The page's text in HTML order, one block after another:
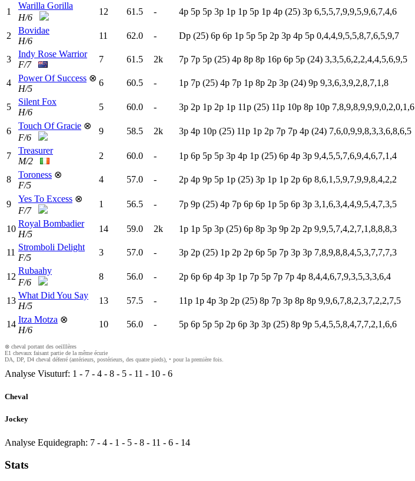
1
Warilla Gorilla
H/6
12 61.5 - 4p 5p 5p 3p 1p 1p 5p 1p 4p (25) 3p 6,5,5,7,9,9,5,9,6,7,4,6
2
Bovidae
H/6
11 62.0 - Dp (25) 6p 6p 1p 5p 5p 2p 3p 4p 5p 0,4,4,9,5,5,8,7,6,5,9,7
3
Indy Rose Warrior
F/7
7 61.5 2k 7p 7p 5p (25) 4p 8p 8p 16p 6p 5p (24) 3,3,5,6,2,2,4,4,5,6,9,5
4 Power Of Success ⊗
H/5
6 60.5 - 1p 7p (25) 4p 7p 1p 8p 2p 3p (24) 9p 9,3,6,3,9,2,8,7,1,8
5
Silent Fox
H/6
5 60.0 - 3p 2p 1p 2p 1p 11p (25) 11p 10p 8p 10p 7,8,9,8,9,9,9,0,2,0,1,6
6
Touch Of Gracie ⊗
F/6
9 58.5 2k 3p 4p 10p (25) 11p 1p 2p 7p 7p 4p (24) 7,6,0,9,9,8,3,3,6,8,6,5
7
Treasurer
M/2
2 60.0 - 1p 6p 5p 5p 3p 4p 1p (25) 6p 4p 3p 9,4,5,5,7,6,9,4,6,7,1,4
8 Toroness ⊗
F/5
4 57.0 - 2p 4p 9p 5p 1p (25) 3p 1p 1p 2p 6p 8,6,1,5,9,7,9,9,8,4,2,2
9
Yes To Excess ⊗
F/7
1 56.5 - 7p 9p (25) 4p 7p 6p 6p 1p 5p 6p 3p 3,1,6,3,4,4,9,5,4,7,3,5
10
Royal Bombadier
H/5
14 59.0 2k 1p 1p 5p 3p (25) 6p 8p 3p 9p 2p 2p 9,9,5,7,4,2,7,1,8,8,8,3
11
Stromboli Delight
F/5
3 57.0 - 3p 2p (25) 1p 2p 2p 6p 5p 7p 3p 3p 7,8,9,8,8,4,5,3,7,7,7,3
12
Rubaahy
F/6
8 56.0 - 2p 6p 6p 4p 3p 1p 7p 5p 7p 7p 4p 8,4,4,6,7,9,3,5,3,3,6,4
13
What Did You Say
H/5
13 57.5 - 11p 1p 4p 3p 2p (25) 8p 7p 3p 8p 8p 9,9,6,7,8,2,3,7,2,2,7,5
14 Itza Motza ⊗
H/6
10 56.0 - 5p 6p 5p 5p 2p 6p 3p 3p (25) 8p 9p 5,4,5,5,8,4,7,7,2,1,6,6
⊗ cheval portant des oeilllères
E1 chevaux faisant partie de la même écurie
DA, DP, D4 cheval déferré (antérieurs, postérieurs, des quatre pieds), • pour la première fois.
Analyse Visuturf: 1 - 7 - 4 - 8 - 5 - 11 - 10 - 6
Cheval
Jockey
Analyse Equidegraph: 7 - 4 - 1 - 5 - 8 - 11 - 6 - 14
Stats